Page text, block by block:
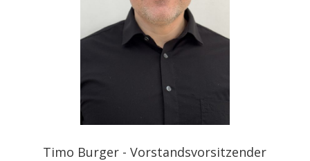
Timo Burger - Vorstandsvorsitzender